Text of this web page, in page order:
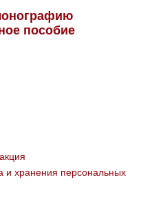
пособие
и хранения персональных